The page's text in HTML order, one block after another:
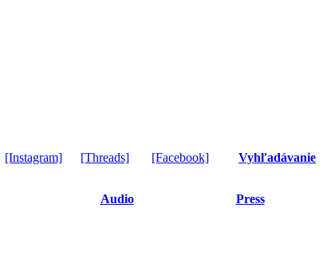
[Instagram] [Threads] [Facebook] Vyhľadávanie
Audio Press